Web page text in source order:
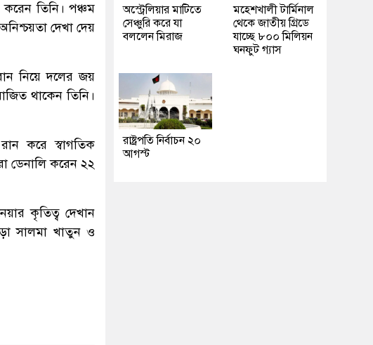
করেন তিনি। পঞ্চম
দেখা দেয়
নিয়ে দলের জয়
থাকেন তিনি।
করে স্বাগতিক
ডেনালি করেন ২২
কৃতিত্ব দেখান
সালমা খাতুন ও
অস্ট্রেলিয়ার মাটিতে
সেঞ্চুরি করে যা
বললেন মিরাজ
মহেশখালী টার্মিনাল
থেকে জাতীয় গ্রিডে
যাচ্ছে ৮০০ মিলিয়ন
ঘনফুট গ্যাস
রাষ্ট্রপতি নির্বাচন ২০
আগস্ট